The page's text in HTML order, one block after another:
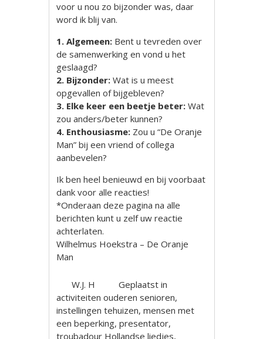
voor u nou zo bijzonder was, daar
word ik blij van.
1. Algemeen: Bent u tevreden over
de samenwerking en vond u het
geslaagd?
2. Bijzonder: Wat is u meest
opgevallen of bijgebleven?
3. Elke keer een beetje beter: Wat
zou anders/beter kunnen?
4. Enthousiasme: Zou u “De Oranje
Man” bij een vriend of collega
aanbevelen?
Ik ben heel benieuwd en bij voorbaat
dank voor alle reacties!
*Onderaan deze pagina na alle
berichten kunt u zelf uw reactie
achterlaten.
Wilhelmus Hoekstra – De Oranje
Man
W.J. H
Geplaatst in
activiteiten ouderen senioren,
instellingen tehuizen,mensen met
een beperking,presentator,
troubadour Hollandse liedjes,